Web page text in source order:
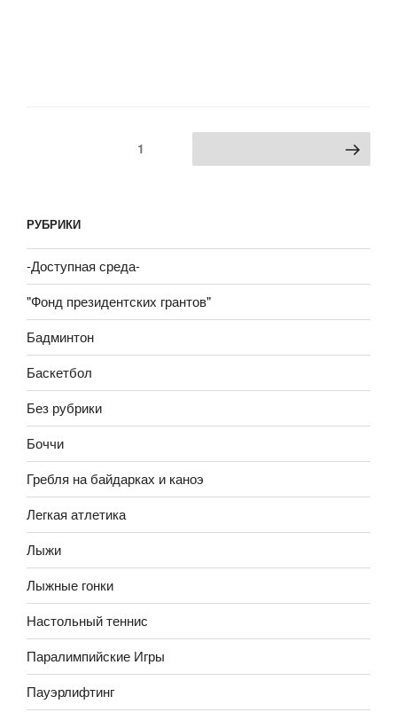
1 Следующая страница
РУБРИКИ
-Доступная среда-
"Фонд президентских грантов"
Бадминтон
Баскетбол
Без рубрики
Боччи
Гребля на байдарках и каноэ
Легкая атлетика
Лыжи
Лыжные гонки
Настольный теннис
Паралимпийские Игры
Пауэрлифтинг